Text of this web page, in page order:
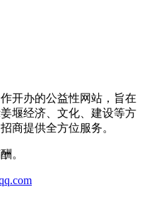
办的公益性网站，旨在
堰经济、文化、建设等方
商提供全方位服务。
。